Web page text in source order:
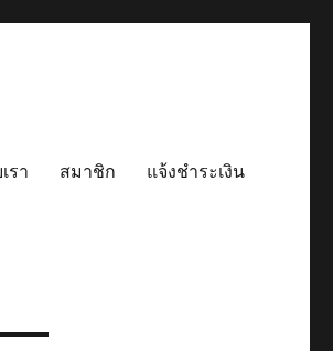
รา สมาชิก แจ้งชำระเงิน